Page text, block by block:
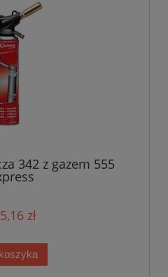
342 z gazem 555
zł